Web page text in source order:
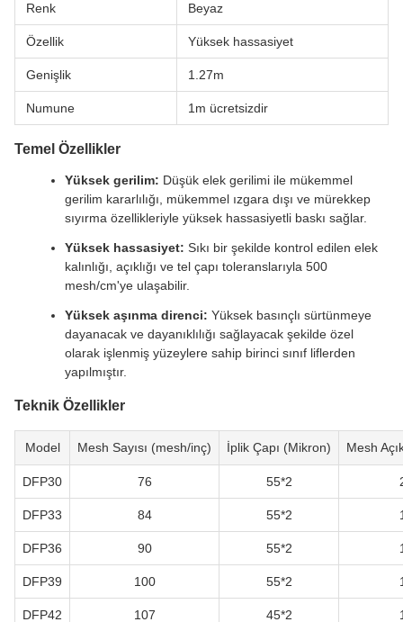
Renk Beyaz
Özellik Yüksek hassasiyet
Genişlik 1.27m
Numune 1m ücretsizdir
Temel Özellikler
Yüksek gerilim: Düşük elek gerilimi ile mükemmel
gerilim kararlılığı, mükemmel ızgara dışı ve mürekkep
sıyırma özellikleriyle yüksek hassasiyetli baskı sağlar.
Yüksek hassasiyet: Sıkı bir şekilde kontrol edilen elek
kalınlığı, açıklığı ve tel çapı toleranslarıyla 500
mesh/cm'ye ulaşabilir.
Yüksek aşınma direnci: Yüksek basınçlı sürtünmeye
dayanacak ve dayanıklılığı sağlayacak şekilde özel
olarak işlenmiş yüzeylere sahip birinci sınıf liflerden
yapılmıştır.
Teknik Özellikler
Model Mesh Sayısı (mesh/inç) İplik Çapı (Mikron) Mesh
DFP30 76 55*2
DFP33 84 55*2
DFP36 90 55*2
DFP39 100 55*2
DFP42 107 45*2